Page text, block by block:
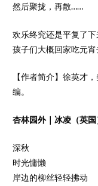
然后聚拢，再散……
欢乐终究还是平复了下
孩子们大概回家吃元
【作者简介】徐英才
编。
杏林园外｜冰凌（英国
深秋
时光慵懒
岸边的柳丝轻轻拂动